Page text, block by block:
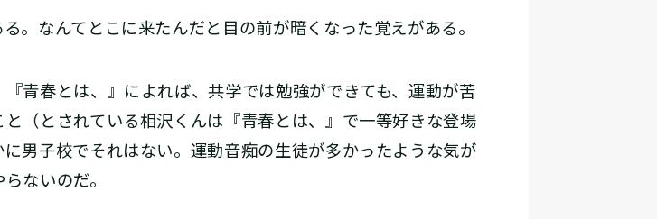
。なんてとこに来たんだと目の前が暗くなった覚えがある。
青春とは、』によれば、共学では勉強ができても、運動が苦
（とされている相沢くんは『青春とは、』で一等好きな登場
男子校でそれはない。運動音痴の生徒が多かったような気が
ないのだ。